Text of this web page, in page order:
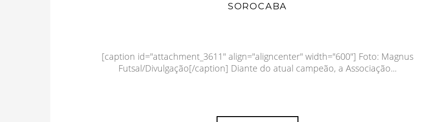
SOROCABA
[caption id="attachment_3611" align="aligncenter" width="600"] Foto: Magnus
Futsal/Divulgação[/caption] Diante do atual campeão, a Associação...